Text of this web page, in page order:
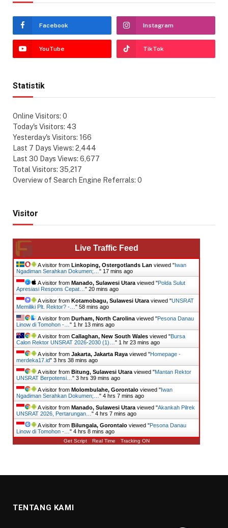
Facebook Instagram
YouTube TikTok
Statistik
Online Visitors: 0
Today's Visitors: 43
Yesterday's Visitors: 166
Last 7 Days Views: 2,444
Last 30 Days Views: 6,677
Total Visitors: 35,217
Overview of Search Engine Referrals: 0
Visitor
Live Traffic Feed
A visitor from Linkoping, Ostergotlands Lan viewed "Iwan
Ngadiman Serahkan Dokumen;… " 17 mins ago
A visitor from Manado, Sulawesi Utara viewed "Polda Sulut
Apresiasi Respons Cepat… " 20 mins ago
A visitor from Kotamobagu, Sulawesi Utara viewed "UNSRAT
Memiliki Plt. Rektor? -… " 58 mins ago
A visitor from Durham, North Carolina viewed "Pesona Danau
Linow di Tomohon -… " 1 hr 13 mins ago
A visitor from Callaghan, New South Wales viewed "Bursa
Calon Rektor UNSRAT 2026-2030 (1)… " 1 hr 23 mins ago
A visitor from Jakarta, Jakarta Raya viewed "Homepage -
merdeka17.id" 3 hrs 38 mins ago
A visitor from Bitung, Sulawesi Utara viewed "Mantan Rektor
UNSRAT Berpotensi… " 3 hrs 39 mins ago
A visitor from Molombulahe, Gorontalo viewed "Iwan
Ngadiman Serahkan Dokumen;… " 4 hrs 7 mins ago
A visitor from Manado, Sulawesi Utara viewed "Akankah Pilrek
UNSRAT 2026, Pertarungan… " 4 hrs 7 mins ago
A visitor from Bilungala, Gorontalo viewed "Pesona Danau
Linow di Tomohon -… " 4 hrs 8 mins ago
Get Script Real Time Tracking ON
TENTANG KAMI